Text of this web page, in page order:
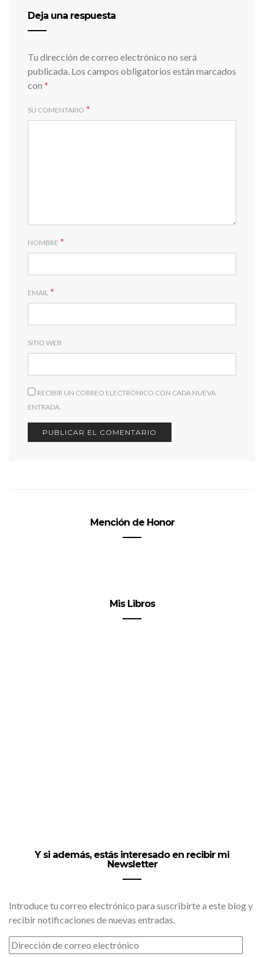
Deja una respuesta
Tu dirección de correo electrónico no será
publicada. Los campos obligatorios están marcados
con *
SU COMENTARIO *
NOMBRE *
EMAIL *
SITIO WEB
RECIBIR UN CORREO ELECTRÓNICO CON CADA NUEVA
ENTRADA.
Mención de Honor
Mis Libros
Y si además, estás interesado en recibir mi
Newsletter
Introduce tu correo electrónico para suscribirte a este blog y
recibir notificaciones de nuevas entradas.
DIRECCIÓN
DE